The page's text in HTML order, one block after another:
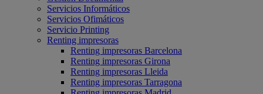
Servicios Informáticos
Servicios Ofimáticos
Servicio Printing
Renting impresoras
Renting impresoras Barcelona
Renting impresoras Girona
Renting impresoras Lleida
Renting impresoras Tarragona